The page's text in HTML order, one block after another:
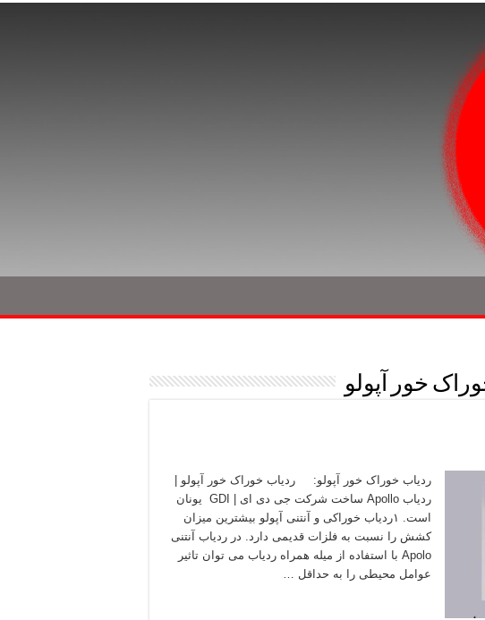
خور آپولو
ردیاب خوراک خور آپولو: ردیاب خوراک خور آپولو |
ردیاب Apollo ساخت شرکت جی دی ای | GDI یونان
است. ۱ردیاب خوراکی و آنتنی آپولو بیشترین میزان
کشش را نسبت به فلزات قدیمی دارد. در ردیاب آنتنی
Apolo با استفاده از میله همراه ردیاب می توان تاثیر
عوامل محیطی را به حداقل …